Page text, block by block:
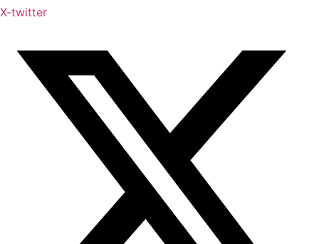
X-twitter